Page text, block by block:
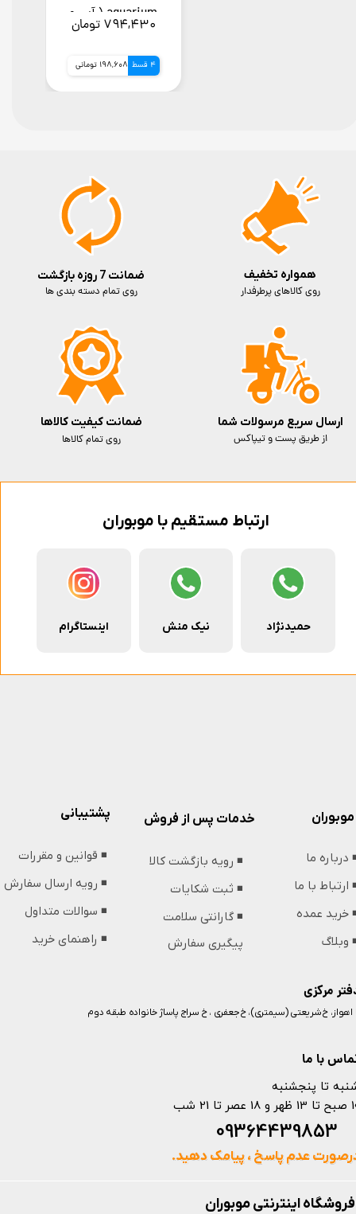
aquarium ( آبی و
صورتی )
۷۹۴,۴۳۰ تومان
4 قسط 198,608 تومانی
فروشگاه اینترنتی موبوران
ارتباط مستقیم با موبوران
حمیدنژاد نیک منش اینستاگرام
ضمانت 7 روزه بازگشت
روی تمام دسته بندی ها
ارسال سریع مرسولات شما
از طریق پست و تیپاکس
ضمانت کیفیت کالاها
روی تمام کالاها
همواره تخفیف
روی کالاهای پرطرفدار
مرکزی
با ما
اهواز، خ شریعتی (سیمتری)، خ جعفری ، خ سراج پاساژ خانواده طبقه دوم
تا پنجشنبه
تا 21 شب
عدم پاسخ ، پیامک دهید.
پشتیبانی
◾️ قوانین و مقررات
◾️ رویه ارسال سفارش
◾️ سوالات متداول
◾️ راهنمای خرید
موبوران
درباره ما
ارتباط با ما
خرید عمده
وبلاگ
خدمات پس از فروش
◾️ رویه بازگشت کالا
◾️ ثبت شکایات
◾️ گارانتی سلامت
پیگیری سفارش